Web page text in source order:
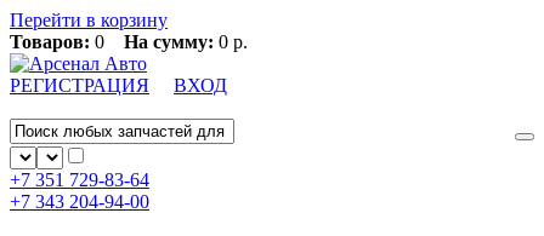
Перейти в корзину
Товаров: 0 На сумму: 0 р.
РЕГИСТРАЦИЯ ВХОД
+7 351 729-83-64
+7 343 204-94-00